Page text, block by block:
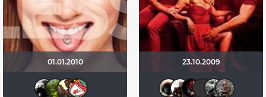
01.01.2010
@NA@TA@SHA
beznoshenkvika
23.10.2009
HaotikStepa79